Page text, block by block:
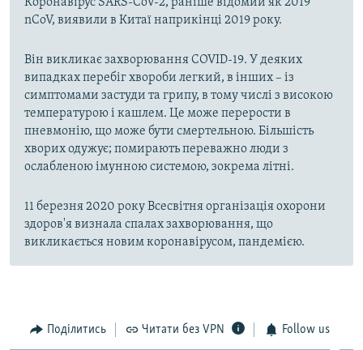
nCoV, виявили в Китаї наприкінці 2019 року.
Він викликає захворювання COVID-19. У деяких
випадках перебіг хвороби легкий, в інших – із
симптомами застуди та грипу, в тому числі з високою
температурою і кашлем. Це може перерости в
пневмонію, що може бути смертельною. Більшість
хворих одужує; помирають переважно люди з
ослабленою імунною системою, зокрема літні.
11 березня 2020 року Всесвітня організація охорони
здоров'я визнала спалах захворювання, що
викликається новим коронавірусом, пандемією.
Поділитись Читати без VPN Follow us